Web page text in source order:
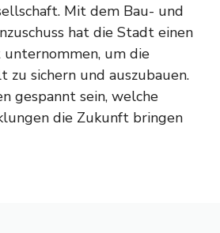
Mit dem Bau- und
hat die Stadt einen
um die
sichern und auszubauen.
gespannt sein, welche
die Zukunft bringen